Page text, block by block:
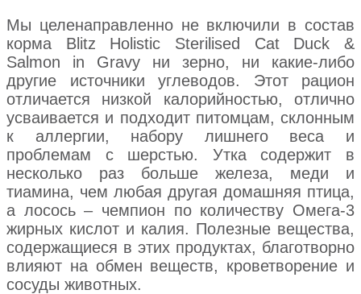
Мы целенаправленно не включили в состав
корма Blitz Holistic Sterilised Cat Duck &
Salmon in Gravy ни зерно, ни какие-либо
другие источники углеводов. Этот рацион
отличается низкой калорийностью, отлично
усваивается и подходит питомцам, склонным
к аллергии, набору лишнего веса и
проблемам с шерстью. Утка содержит в
несколько раз больше железа, меди и
тиамина, чем любая другая домашняя птица,
а лосось – чемпион по количеству Омега-3
жирных кислот и калия. Полезные вещества,
содержащиеся в этих продуктах, благотворно
влияют на обмен веществ, кроветворение и
сосуды животных.